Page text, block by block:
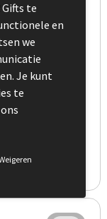
groot
te
en
we
Je kunt
te